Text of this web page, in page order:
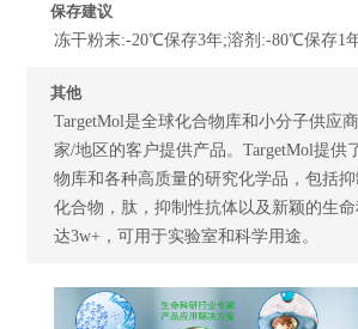
保存建议
冻干粉末:-20℃保存3年;溶剂:-80℃保存1
其他
TargetMol是全球化合物库和小分子供应
家/地区的客户提供产品。TargetMol提供
物库和各种高质量的研究化学品，包括
化合物，肽，抑制性抗体以及新颖的生
达3w+，可用于实验室和科学用途。